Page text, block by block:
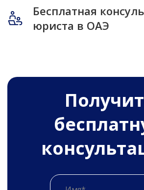
Бесплатная
юриста в ОАЭ